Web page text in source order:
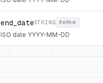
end_dateSTRING वैकल्पिक
ISO date YYYY-MM-DD